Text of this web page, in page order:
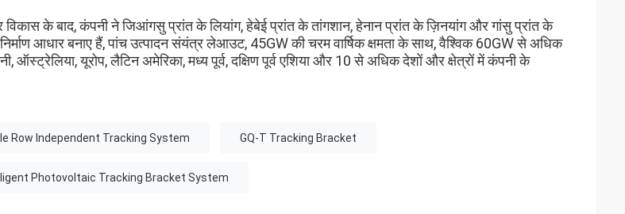
विकास के बाद, कंपनी ने जिआंगसु प्रांत के लियांग, हेबेई प्रांत के तांगशान, हेनान प्रांत के ज़िनयांग और गांसु प्रांत के
आधार बनाए हैं, पांच उत्पादन संयंत्र लेआउट, 45GW की चरम वार्षिक क्षमता के साथ, वैश्विक 60GW से अधिक
ऑस्ट्रेलिया, यूरोप, लैटिन अमेरिका, मध्य पूर्व, दक्षिण पूर्व एशिया और 10 से अधिक देशों और क्षेत्रों में कंपनी के
Row Independent Tracking System GQ-T Tracking Bracket
Photovoltaic Tracking Bracket System